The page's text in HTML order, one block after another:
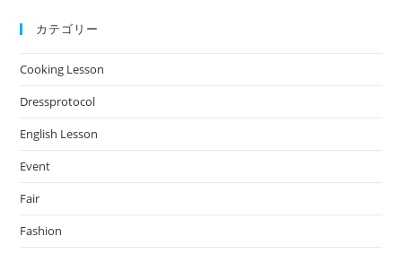
カテゴリー
Cooking Lesson
Dressprotocol
English Lesson
Event
Fair
Fashion